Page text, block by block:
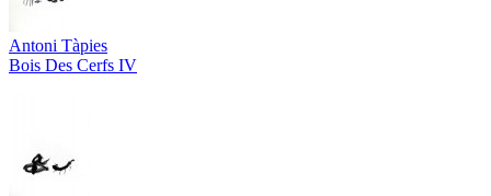
Antoni Tàpies
Bois Des Cerfs IV